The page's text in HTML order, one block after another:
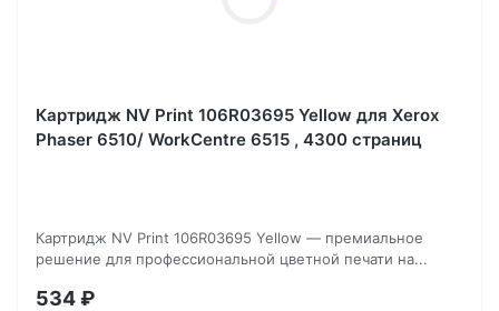
Картридж NV Print 106R03695 Yellow для Xerox
Phaser 6510/ WorkCentre 6515 , 4300 страниц
Картридж NV Print 106R03695 Yellow — премиальное
решение для профессиональной цветной печати на...
534₽